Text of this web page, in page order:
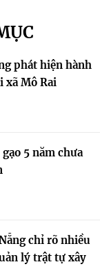
phát hiện hành
xã Mô Rai
5 năm chưa
chỉ rõ nhiều
lý trật tự xây